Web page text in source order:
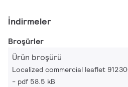
İndirmeler
Broşürler
Ürün broşürü
Localized commercial leaflet
pdf 58.5 kB